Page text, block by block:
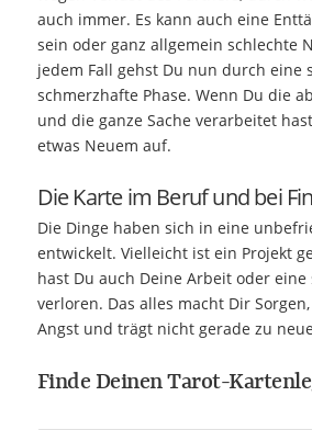
auch immer. Es kann auch eine
sein oder ganz allgemein schlechte
jedem Fall gehst Du nun durch eine
schmerzhafte Phase. Wenn Du die
und die ganze Sache verarbeitet
etwas Neuem auf.
Die Karte im Beruf und bei
Die Dinge haben sich in eine
entwickelt. Vielleicht ist ein Projekt
hast Du auch Deine Arbeit oder eine
verloren. Das alles macht Dir
Angst und trägt nicht gerade zu
Finde Deinen Tarot-